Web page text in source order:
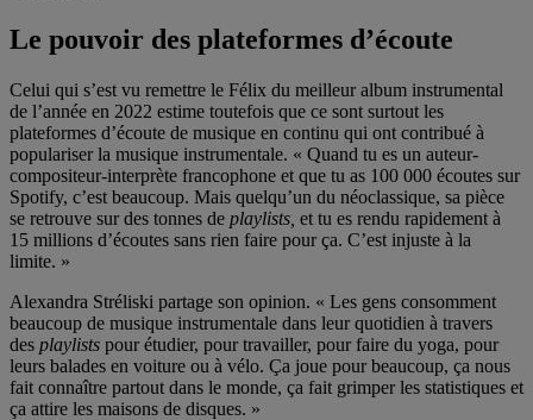
Le pouvoir des plateformes d’écoute
Celui qui s’est vu remettre le Félix du meilleur album instrumental
de l’année en 2022 estime toutefois que ce sont surtout les
plateformes d’écoute de musique en continu qui ont contribué à
populariser la musique instrumentale. « Quand tu es un auteur-
compositeur-interprète francophone et que tu as 100 000 écoutes sur
Spotify, c’est beaucoup. Mais quelqu’un du néoclassique, sa pièce
se retrouve sur des tonnes de playlists, et tu es rendu rapidement à
15 millions d’écoutes sans rien faire pour ça. C’est injuste à la
limite. »
Alexandra Stréliski partage son opinion. « Les gens consomment
beaucoup de musique instrumentale dans leur quotidien à travers
des playlists pour étudier, pour travailler, pour faire du yoga, pour
leurs balades en voiture ou à vélo. Ça joue pour beaucoup, ça nous
fait connaître partout dans le monde, ça fait grimper les statistiques et
ça attire les maisons de disques. »